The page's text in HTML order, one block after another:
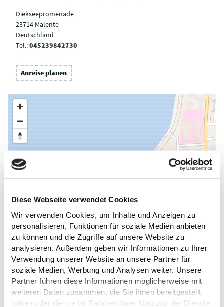
Diese Webseite verwendet Cookies
Wir verwenden Cookies, um Inhalte und Anzeigen zu
personalisieren, Funktionen für soziale Medien anbieten
zu können und die Zugriffe auf unsere Website zu
analysieren. Außerdem geben wir Informationen zu Ihrer
Verwendung unserer Website an unsere Partner für
soziale Medien, Werbung und Analysen weiter. Unsere
Partner führen diese Informationen möglicherweise mit
weiteren Daten zusammen, die Sie ihnen bereitgestellt
haben oder die sie im Rahmen Ihrer Nutzung der Dienste
Diekseepromenade
23714 Malente
Deutschland
Tel.:045239842730
Anreise planen